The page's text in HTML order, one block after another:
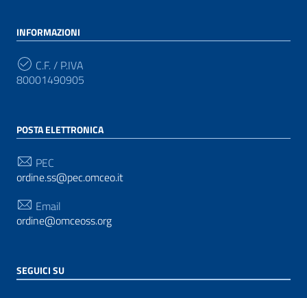
INFORMAZIONI
C.F. / P.IVA
80001490905
POSTA ELETTRONICA
PEC
ordine.ss@pec.omceo.it
Email
ordine@omceoss.org
SEGUICI SU